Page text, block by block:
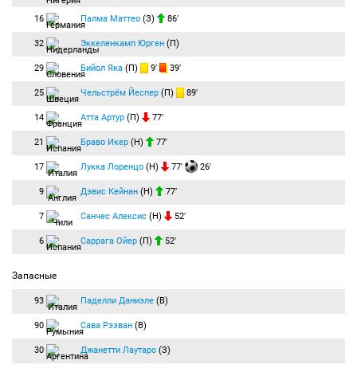
16 Палма Маттео (З) 86′
32 Эккеленкамп Юрген (П)
29 Бийол Яка (П) 9′ 39′
25 Чельстрём Йеспер (П) 89′
14 Атта Артур (П) 77′
21 Браво Икер (Н) 77′
17 Лукка Лоренцо (Н) 77′ 26′
9 Дэвис Кейнан (Н) 77′
7 Санчес Алексис (Н) 52′
6 Саррага Ойер (П) 52′
Запасные
93 Паделли Даниэле (В)
90 Сава Рэзван (В)
30 Джанетти Лаутаро (З)